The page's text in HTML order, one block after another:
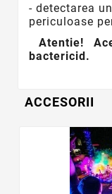
- detectarea
periculoase
Atentie!
bactericid.
ACCESORII